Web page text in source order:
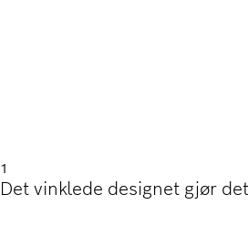
1
Det vinklede designet gjør